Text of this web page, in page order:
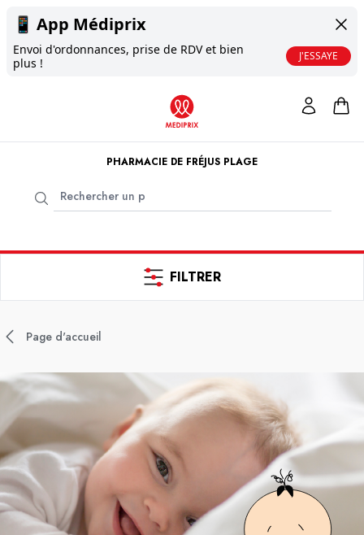
📱 App Médiprix
Envoi d'ordonnances, prise de RDV et bien
plus !
J'ESSAYE
PHARMACIE DE FRÉJUS PLAGE
FILTRER
Page d'accueil